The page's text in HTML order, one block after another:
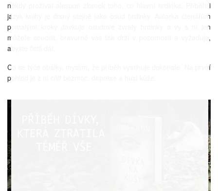
někdy prožíval alespoň zlomek toho, co hlavní hrdinka. Příběh i
jazyk knihy je drsný stejně jako osud hrdinky. Autorka čtenářům
pomalými kroky dávkuje osudové zvraty hrdinky a vy s ní jen
můžete soucítit, bravurně vás tak drží v pozornosti a vyžaduje,
abyste četli dál.
Co se týče obálky, myslím, že příběh vystihuje dokonale. Na první
pohled je z ní cítit bezmoc, deprese a husí kůže.